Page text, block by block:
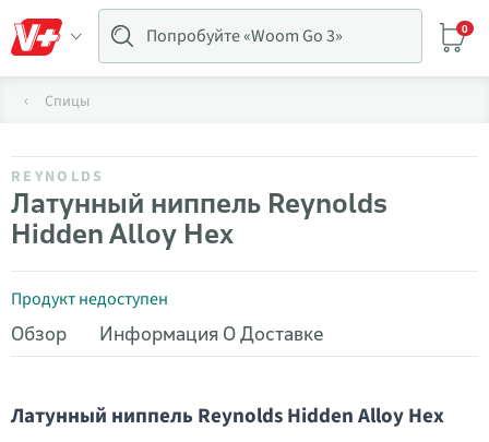
0
Спицы
REYNOLDS
Латунный ниппель Reynolds
Hidden Alloy Hex
Продукт недоступен
Обзор
Информация О Доставке
Латунный ниппель Reynolds Hidden Alloy Hex